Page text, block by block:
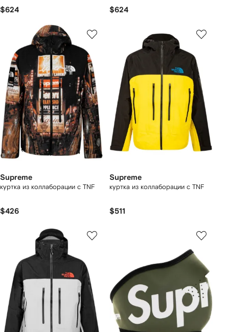
$624 $624
Supreme
куртка из коллаборации с TNF
$426
Supreme
куртка из коллаборации с TNF
$511